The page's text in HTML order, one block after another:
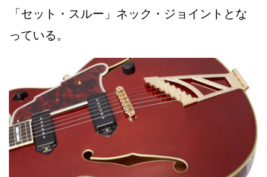
「セット・スルー」ネック・ジョイントとな
っている。